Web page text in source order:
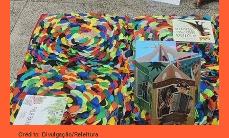
Crédito: Divulgação/Releitura